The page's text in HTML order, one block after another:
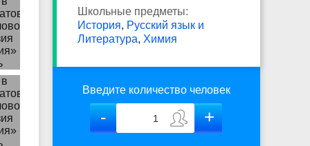
Школьные предметы:
История, Русский язык и
Литература, Химия
Введите количество человек